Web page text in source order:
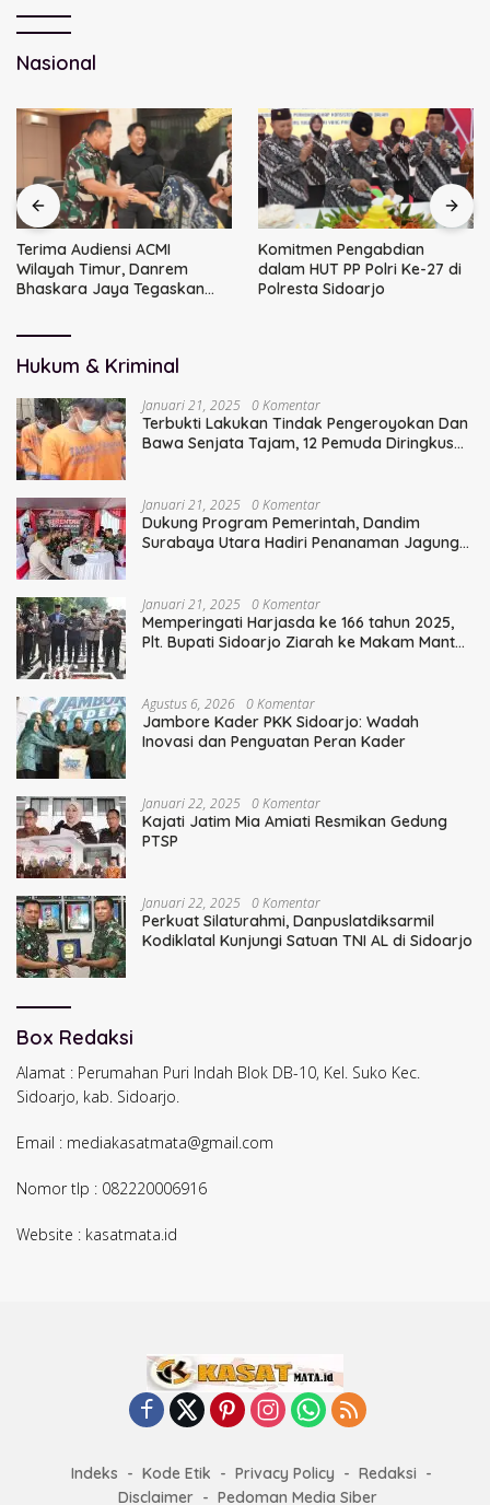
Nasional
Terima Audiensi ACMI
Wilayah Timur, Danrem
Bhaskara Jaya Tegaskan
Komitmen Pengabdian
dalam HUT PP Polri Ke-27 di
Polresta Sidoarjo
Hukum & Kriminal
Januari 21, 2025 0 Komentar
Terbukti Lakukan Tindak Pengeroyokan Dan
Bawa Senjata Tajam, 12 Pemuda Diringkus
Januari 21, 2025 0 Komentar
Dukung Program Pemerintah, Dandim
Surabaya Utara Hadiri Penanaman Jagung
Januari 21, 2025 0 Komentar
Memperingati Harjasda ke 166 tahun 2025,
Plt. Bupati Sidoarjo Ziarah ke Makam Mantan
Agustus 6, 2026 0 Komentar
Jambore Kader PKK Sidoarjo: Wadah
Inovasi dan Penguatan Peran Kader
Januari 22, 2025 0 Komentar
Kajati Jatim Mia Amiati Resmikan Gedung
PTSP
Januari 22, 2025 0 Komentar
Perkuat Silaturahmi, Danpuslatdiksarmil
Kodiklatal Kunjungi Satuan TNI AL di Sidoarjo
Box Redaksi
Alamat : Perumahan Puri Indah Blok DB-10, Kel. Suko Kec.
Sidoarjo, kab. Sidoarjo.
Email : mediakasatmata@gmail.com
Nomor tlp : 082220006916
Website : kasatmata.id
Indeks Kode Etik Privacy Policy
Redaksi
Disclaimer
Pedoman Media Siber